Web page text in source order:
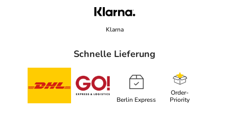
Klarna
Schnelle Lieferung
Berlin Express
Order-
Priority